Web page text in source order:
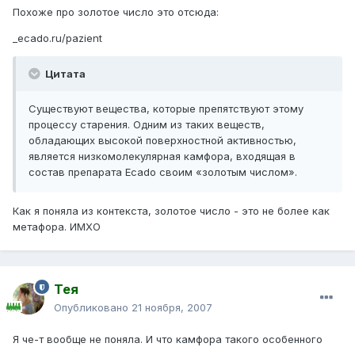
Похоже про золотое число это отсюда:
_ecado.ru/pazient
Цитата
Существуют вещества, которые препятствуют этому
процессу старения. Одним из таких веществ,
обладающих высокой поверхностной активностью,
является низкомолекулярная камфора, входящая в
состав препарата Ecado своим «золотым числом».
Как я поняла из контекста, золотое число - это не более как
метафора. ИМХО
Тея
Опубликовано 21 ноября, 2007
Я че-т вообще не поняла. И что камфора такого особенного